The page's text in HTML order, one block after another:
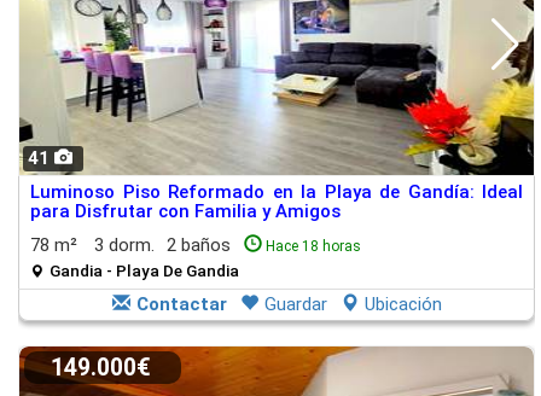
41
Luminoso Piso Reformado en la Playa de Gandía: Ideal
para Disfrutar con Familia y Amigos
78 m²
3 dorm. 2 baños Hace 18 horas
Gandia - Playa De Gandia
Contactar Guardar Ubicación
149.000€